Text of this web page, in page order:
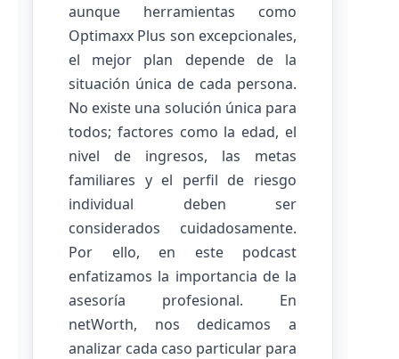
aunque herramientas como
Optimaxx Plus son excepcionales,
el mejor plan depende de la
situación única de cada persona.
No existe una solución única para
todos; factores como la edad, el
nivel de ingresos, las metas
familiares y el perfil de riesgo
individual deben ser
considerados cuidadosamente.
Por ello, en este podcast
enfatizamos la importancia de la
asesoría profesional. En
netWorth, nos dedicamos a
analizar cada caso particular para